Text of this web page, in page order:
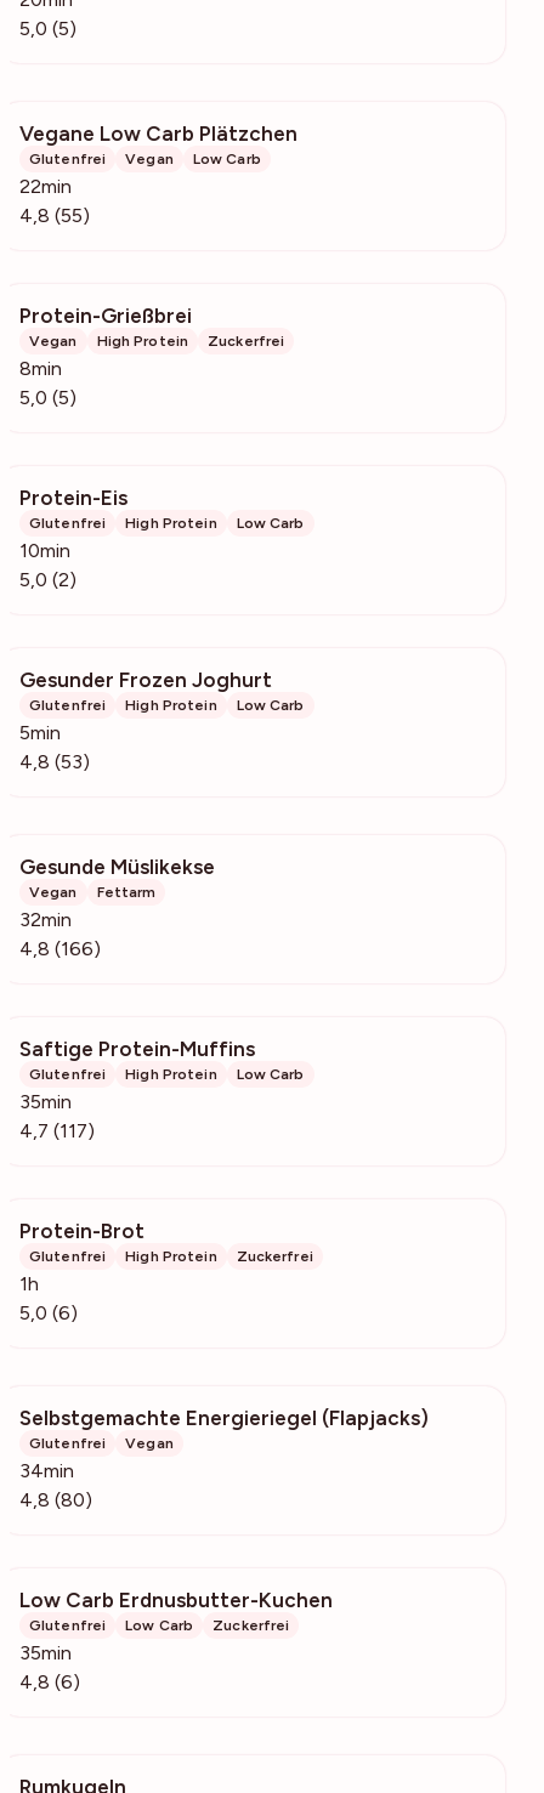
5,0 (5)
Vegane Low Carb Plätzchen
Glutenfrei Vegan Low Carb
22min
4,8 (55)
Protein-Grießbrei
Vegan High Protein Zuckerfrei
8min
5,0 (5)
Protein-Eis
Glutenfrei High Protein Low Carb
10min
5,0 (2)
Gesunder Frozen Joghurt
Glutenfrei High Protein Low Carb
5min
4,8 (53)
Gesunde Müslikekse
Vegan Fettarm
32min
4,8 (166)
Saftige Protein-Muffins
Glutenfrei High Protein Low Carb
35min
4,7 (117)
Protein-Brot
Glutenfrei High Protein Zuckerfrei
1h
5,0 (6)
Selbstgemachte Energieriegel (Flapjacks)
Glutenfrei Vegan
34min
4,8 (80)
Low Carb Erdnusbutter-Kuchen
Glutenfrei Low Carb Zuckerfrei
35min
4,8 (6)
Rumkugeln